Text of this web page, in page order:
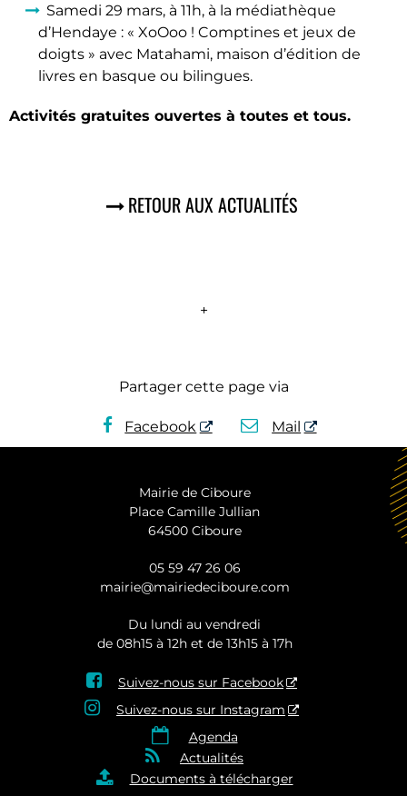
Samedi 29 mars, à 11h, à la médiathèque
d’Hendaye : « XoOoo ! Comptines et jeux de
doigts » avec Matahami, maison d’édition de
livres en basque ou bilingues.
Activités gratuites ouvertes à toutes et tous.
RETOUR AUX ACTUALITÉS
+
Partager cette page via
Facebook Mail
Mairie de Ciboure
Place Camille Jullian
64500 Ciboure
05 59 47 26 06
mairie@mairiedeciboure.com
Du lundi au vendredi
de 08h15 à 12h et de 13h15 à 17h
 Suivez-nous sur Facebook
 Suivez-nous sur Instagram
 Agenda
 Actualités
 Documents à télécharger